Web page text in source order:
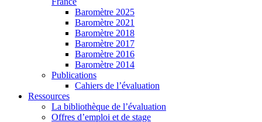
Baromètre 2025
Baromètre 2021
Baromètre 2018
Baromètre 2017
Baromètre 2016
Baromètre 2014
Publications
Cahiers de l’évaluation
Ressources
La bibliothèque de l’évaluation
Offres d’emploi et de stage